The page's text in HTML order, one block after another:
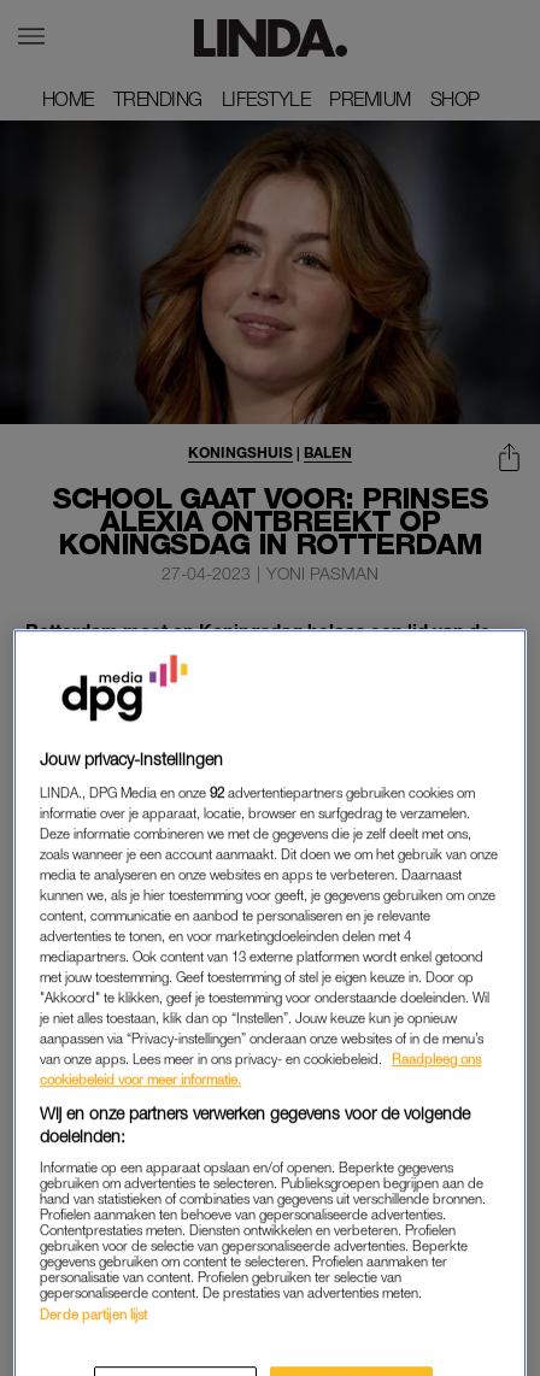
HOME
HOME TRENDING
TRENDING LIFESTYLE
LIFESTYLE PREMIUM
PREMIUM SHOP
SHOP
SCHOOL GAAT VOOR: PRINSES
ALEXIA ONTBREEKT OP
KONINGSDAG IN ROTTERDAM
KONINGSHUIS | BALEN
27-04-2023 | YONI PASMAN
Rotterdam moet op Koningsdag helaas een lid van de
koninklijke familie missen: prinses Alexia kan er niet bij
zijn vanwege haar examens in Wales. Dat meldt de
Rijksvoorlichtingsdienst (RVD).
Het bezoek aan Rotterdam markeert het tienjarig koningschap
van Willem-Alexander.
KOSTSCHOOL ALEXIA
Alexia is de middelste dochter van het koningspaar. Ze
vervolgt sinds de zomer van 2021 haar middelbareschooltijd
aan hetUnited World College of the Atlantic (UWC Atlantic
College)in Llantwit Major in Wales. Zij gaat daar op voor haar
Internationaal Baccalaureaat. Ze is tweede in de lijn van de
troonopvolging na haar zus Amalia.
Koning Willem-Alexander, koningin Máxima en hun gevolg
vieren dit jaar
veiligheidsmaatregelen opgezet door de politie in
samenwerking met de gemeente Rotterdam, de Nationaal
Coördinator Terrorismebestrijding en Veiligheid (NCTV) en de
Rijksvoorlichtingsdienst (RVD).
BEDREIGINGEN
De maatregelen, die grotendeels geheim zijn, zijn onder meer
Jouw privacy-instellingen
LINDA., DPG Media en onze92 advertentiepartners gebruiken cookies om
informatie over je apparaat, locatie, browser en surfgedrag te verzamelen.
Deze informatie combineren we met de gegevens die je zelf deelt met ons,
zoals wanneer je een account aanmaakt. Dit doen we om het gebruik van onze
media te analyseren en onze websites en apps te verbeteren. Daarnaast
kunnen we, als je hier toestemming voor geeft, je gegevens gebruiken om onze
content, communicatie en aanbod te personaliseren en je relevante
advertenties te tonen, en voor marketingdoeleinden delen met 4
mediapartners. Ook content van 13 externe platformen wordt enkel getoond
met jouw toestemming. Geef toestemming of stel je eigen keuze in. Door op
"Akkoord" te klikken, geef je toestemming voor onderstaande doeleinden. Wil
je niet alles toestaan, klik dan op “Instellen”. Jouw keuze kun je opnieuw
aanpassen via “Privacy-instellingen” onderaan onze websites of in de menu’s
van onze apps. Lees meer in ons privacy- en cookiebeleid.
Raadpleeg ons
cookiebeleid voor meer informatie.
Wij en onze partners verwerken gegevens voor de volgende
doeleinden:
Informatie op een apparaat opslaan en/of openen. Beperkte gegevens
gebruiken om advertenties te selecteren. Publieksgroepen begrijpen aan de
hand van statistieken of combinaties van gegevens uit verschillende bronnen.
Profielen aanmaken ten behoeve van gepersonaliseerde advertenties.
Contentprestaties meten. Diensten ontwikkelen en verbeteren. Profielen
gebruiken voor de selectie van gepersonaliseerde advertenties. Beperkte
gegevens gebruiken om content te selecteren. Profielen aanmaken ter
personalisatie van content. Profielen gebruiken ter selectie van
gepersonaliseerde content. De prestaties van advertenties meten.
Derde partijen lijst